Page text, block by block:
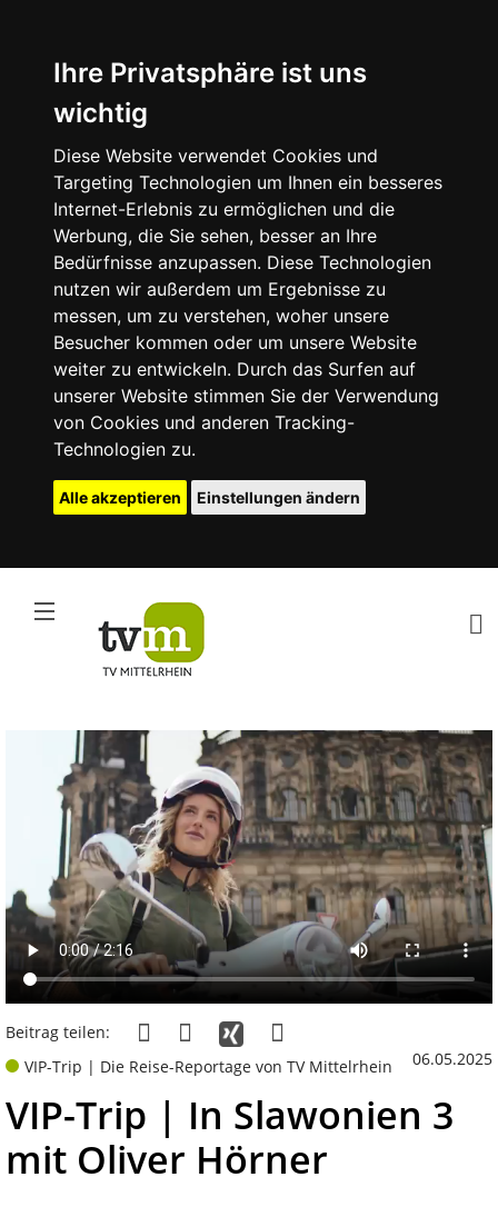
Ihre Privatsphäre ist uns
wichtig
Diese Website verwendet Cookies und
Targeting Technologien um Ihnen ein besseres
Internet-Erlebnis zu ermöglichen und die
Werbung, die Sie sehen, besser an Ihre
Bedürfnisse anzupassen. Diese Technologien
nutzen wir außerdem um Ergebnisse zu
messen, um zu verstehen, woher unsere
Besucher kommen oder um unsere Website
weiter zu entwickeln. Durch das Surfen auf
unserer Website stimmen Sie der Verwendung
von Cookies und anderen Tracking-
Technologien zu.
Alle akzeptieren Einstellungen ändern
Beitrag teilen:
VIP-Trip | Die Reise-Reportage von TV Mittelrhein
06.05.2025
VIP-Trip | In Slawonien 3
mit Oliver Hörner